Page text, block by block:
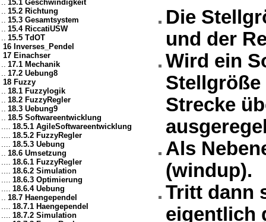
.. 15.1 Geschwindigkeit
.. 15.2 Richtung
.. 15.3 Gesamtsystem
.. 15.4 RiccatiUSW
.. 15.5 TdOT
16 Inverses_Pendel
17 Einachser
.. 17.1 Mechanik
.. 17.2 Uebung8
18 Fuzzy
.. 18.1 Fuzzylogik
.. 18.2 FuzzyRegler
.. 18.3 Uebung9
.. 18.5 Softwareentwicklung
.... 18.5.1 AgileSoftwareentwicklung
.... 18.5.2 FuzzyRegler
.... 18.5.3 Uebung
.. 18.6 Umsetzung
.... 18.6.1 FuzzyRegler
.... 18.6.2 Simulation
.... 18.6.3 Optimierung
.... 18.6.4 Uebung
.. 18.7 Haengependel
.... 18.7.1 Haengependel
.... 18.7.2 Simulation
Die
und der
Wird ein
Strecke
Als
(windup).
Tritt dann
eigentlich